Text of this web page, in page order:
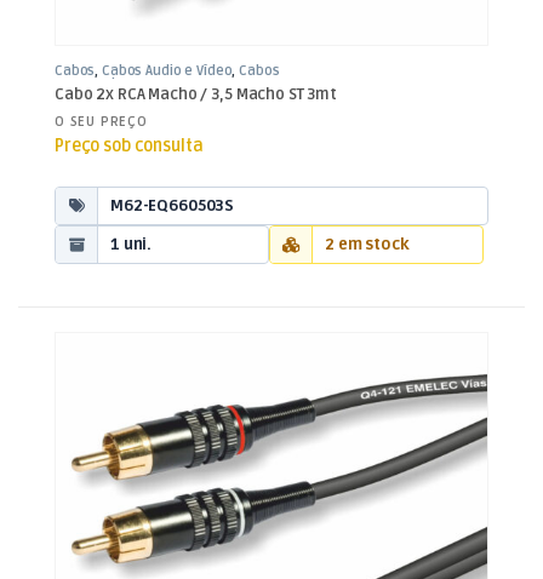
Cabos,Cabos Áudio e Vídeo,Cabos
RCA / Jack 3,5mm
Cabo 2x RCA Macho / 3,5 Macho ST 3mt
O SEU PREÇO
Preço sob consulta
M62-EQ660503S
1 uni.
2 em stock